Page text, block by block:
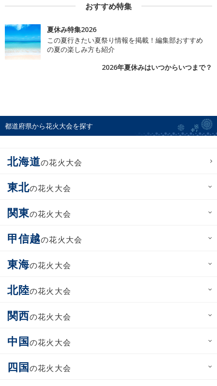
おすすめ特集
夏休み特集2026
この夏行きたい夏祭り情報を掲載！編集部おすすめ
の夏の楽しみ方も紹介
2026年夏休みはいつからいつまで？
都道府県から花火大会を探す
北海道の花火大会
東北の花火大会
関東の花火大会
甲信越の花火大会
東海の花火大会
北陸の花火大会
関西の花火大会
中国の花火大会
四国の花火大会